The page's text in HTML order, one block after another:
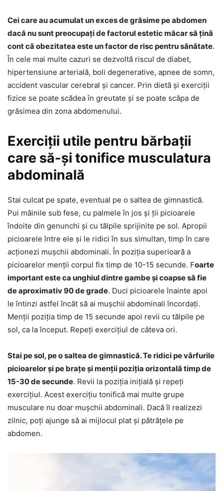
Cei care au acumulat un exces de grăsime pe abdomen
dacă nu sunt preocupați de factorul estetic măcar să țină
cont că obezitatea este un factor de risc pentru sănătate.
În cele mai multe cazuri se dezvoltă riscul de diabet,
hipertensiune arterială, boli degenerative, apnee de somn,
accident vascular cerebral și cancer. Prin dietă și exerciții
fizice se poate scădea în greutate și se poate scăpa de
grăsimea din zona abdomenului.
Exerciții utile pentru bărbații
care să-și tonifice musculatura
abdominală
Stai culcat pe spate, eventual pe o saltea de gimnastică.
Pui mâinile sub fese, cu palmele în jos și ții picioarele
îndoite din genunchi și cu tălpile sprijinite pe sol. Apropii
picioarele între ele și le ridici în sus simultan, timp în care
acționezi mușchii abdominali. În poziția superioară a
picioarelor menții corpul fix timp de 10-15 secunde. Foarte
important este ca unghiul dintre gambe și coapse să fie
de aproximativ 90 de grade. Duci picioarele înainte apoi
le întinzi astfel încât să ai mușchii abdominali încordați.
Menții poziția timp de 15 secunde apoi revii cu tălpile pe
sol, ca la început. Repeți exercițiul de câteva ori.
Stai pe sol, pe o saltea de gimnastică. Te ridici pe vârfurile
picioarelor și pe brațe și menții poziția orizontală timp de
15-30 de secunde. Revii la poziția inițială și repeți
exercițiul. Acest exercițiu tonifică mai multe grupe
musculare nu doar mușchii abdominali. Dacă îl realizezi
zilnic, poți ajunge să ai mijlocul plat și pătrățele pe
abdomen.